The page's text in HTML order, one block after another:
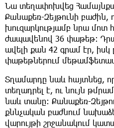
Նա տեղափոխվեց
Քանաքեռ-Զեյթունի
խուզարկությամբ նրա մոտ
ժապավենով 36 փաթեթ։
ավելի քան 42 գրամ էր,
փաթեթներում
Տղամարդը նաև հայտնեց,
տեղադրել է, ու նույն
նաև տանը։ Քանաքեռ-
քննչական բաժնում
վարույթի շրջանակում